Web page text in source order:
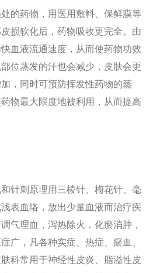
的药物，用医用敷料、保鲜膜等
损软化后，药物吸收更完全。由
血液流通速度，从而使药物功效
位蒸发的汗也会减少，皮肤会更
，同时可预防挥发性药物的蒸
物最大限度地被利用，从而提高
针刺原理用三棱针、梅花针、毫
表血络，放出少量血液而治疗疾
气理血，泻热除火，化瘀消肿，
广，凡各种实症、热症、瘀血、
科常用于神经性皮炎、脂溢性皮